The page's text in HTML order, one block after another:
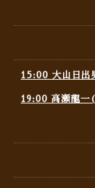
15:00 大山日
19:00 高瀬龍